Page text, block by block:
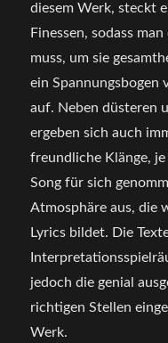
diesem Werk, steckt
Finessen, sodass
muss, um sie
ein Spannungsbogen
auf. Neben düsteren
ergeben sich auch
freundliche Klänge, je
Song für sich
Atmosphäre aus, die
Lyrics bildet. Die
jedoch die genial
richtigen Stellen
Werk.